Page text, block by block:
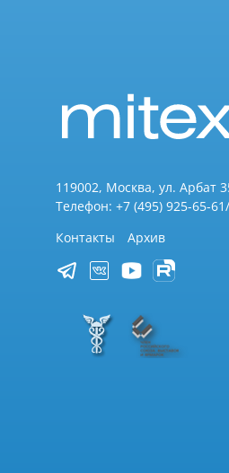
119002, Москва, ул. Арбат
Телефон: +7 (495) 925-65-
Контакты
Архив